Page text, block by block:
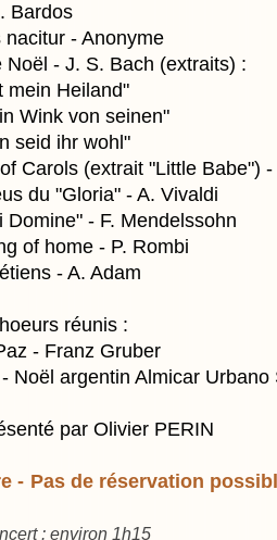
Bardos
nacitur - Anonyme
Noël - J. S. Bach (extraits) :
mein Heiland"
Wink von seinen"
seid ihr wohl"
Carols (extrait "Little Babe")
du "Gloria" - A. Vivaldi
Domine" - F. Mendelssohn
of home - P. Rombi
- A. Adam
réunis :
- Franz Gruber
Noël argentin Almicar Urbano
par Olivier PERIN
- Pas de réservation
: environ 1h15